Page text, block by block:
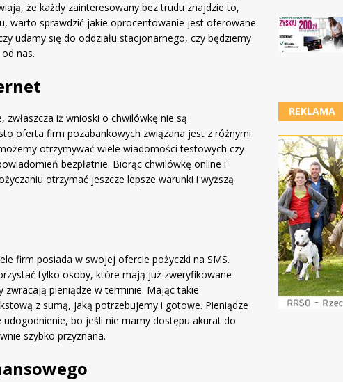
że każdy zainteresowany bez trudu znajdzie to,
warto sprawdzić jakie oprocentowanie jest oferowane
udamy się do oddziału stacjonarnego, czy będziemy
nas.
iż wnioski o chwilówkę nie są
oferta firm pozabankowych związana jest z różnymi
otrzymywać wiele wiadomości testowych czy
bezpłatnie. Biorąc chwilówkę online i
otrzymać jeszcze lepsze warunki i wyższą
firm posiada w swojej ofercie pożyczki na SMS.
tylko osoby, które mają już zweryfikowane
pieniądze w terminie. Mając takie
z sumą, jaką potrzebujemy i gotowe. Pieniądze
bo jeśli nie mamy dostępu akurat do
szybko przyznana.
REKLAMA